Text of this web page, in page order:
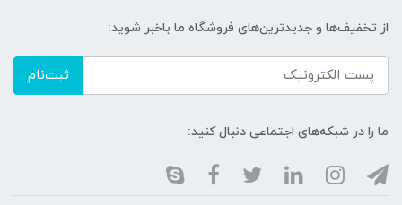
از تخفیف‌ها و جدیدترین‌های فروشگاه ما باخبر شوید:
ثبت‌نام
ما را در شبکه‌های اجتماعی دنبال کنید: